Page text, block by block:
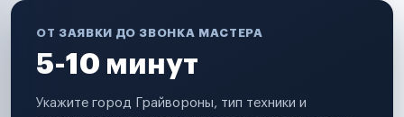
ОТ ЗАЯВКИ ДО ЗВОНКА МАСТЕРА
5-10 минут
Укажите город Грайвороны, тип техники и